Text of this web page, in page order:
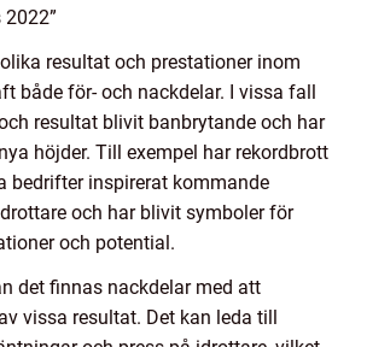
resultat och prestationer inom
både för- och nackdelar. I vissa fall
resultat blivit banbrytande och har
höjder. Till exempel har rekordbrott
bedrifter inspirerat kommande
och har blivit symboler för
och potential.
det finnas nackdelar med att
vissa resultat. Det kan leda till